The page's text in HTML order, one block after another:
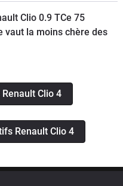
Clio 0.9 TCe 75
vaut la moins chère des
Clio 4
Renault Clio 4